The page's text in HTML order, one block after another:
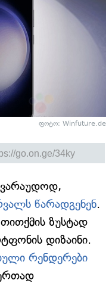
ფოტო: Winfuture.de
წარადგენენ.
თითქმის ზუსტად
დიზაინი.
რენდერები